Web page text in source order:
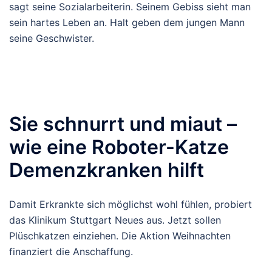
sagt seine Sozialarbeiterin. Seinem Gebiss sieht man
sein hartes Leben an. Halt geben dem jungen Mann
seine Geschwister.
Sie schnurrt und miaut –
wie eine Roboter-Katze
Demenzkranken hilft
Damit Erkrankte sich möglichst wohl fühlen, probiert
das Klinikum Stuttgart Neues aus. Jetzt sollen
Plüschkatzen einziehen. Die Aktion Weihnachten
finanziert die Anschaffung.